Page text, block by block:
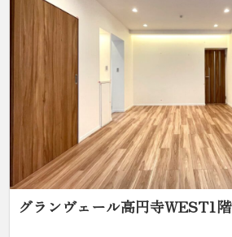
グランヴェール高円寺WEST1階